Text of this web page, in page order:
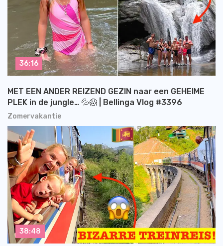
Zomervakantie
MET EEN ANDER REIZEND GEZIN naar een GEHEIME
PLEK in de jungle… 💦😱 | Bellinga Vlog #3396
36:16
38:48